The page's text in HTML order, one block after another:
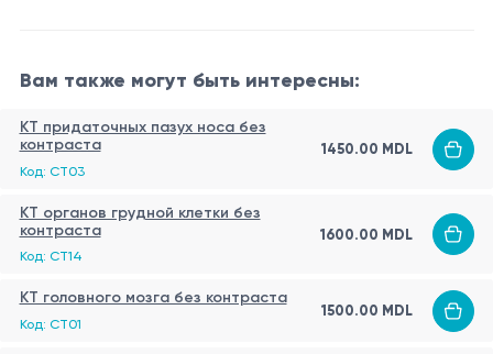
Вам также могут быть интересны:
КТ придаточных пазух носа без
контраста
Код: CT03
1450.00 MDL
КТ органов грудной клетки без
контраста
Код: CT14
1600.00 MDL
КТ головного мозга без контраста
Код: CT01
1500.00 MDL